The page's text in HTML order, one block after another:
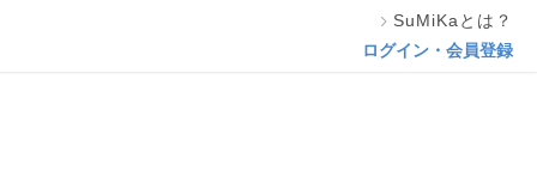
SuMiKaとは？
ログイン・会員登録